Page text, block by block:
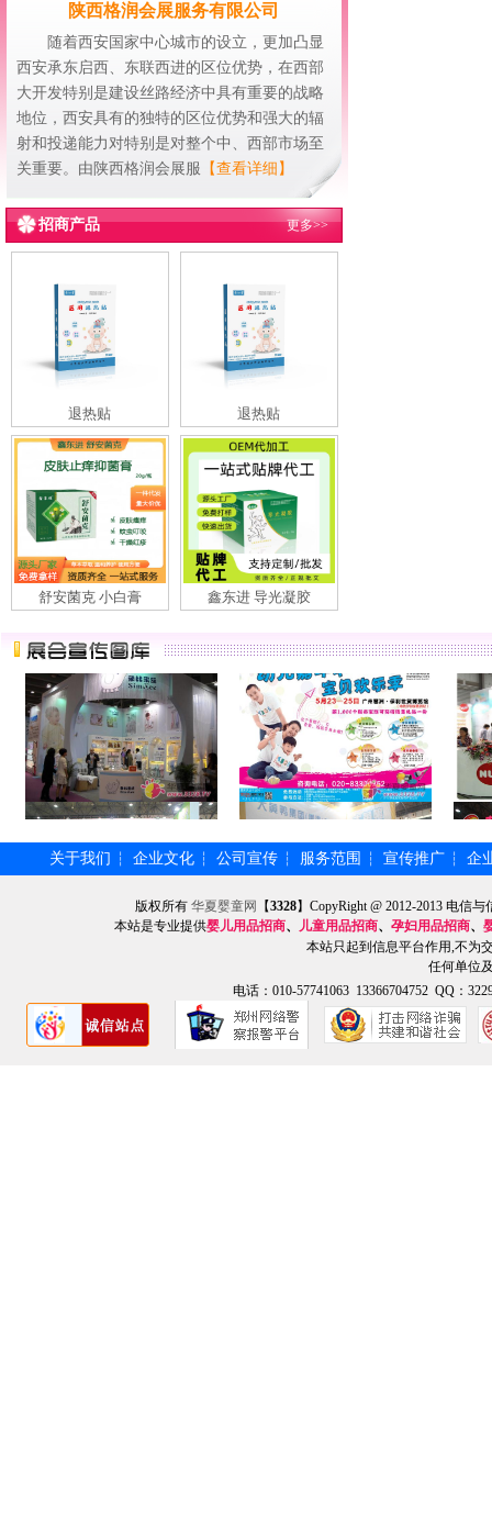
陕西格润会展服务有限公司
随着西安国家中心城市的设立，更加凸显
西安承东启西、东联西进的区位优势，在西部
大开发特别是建设丝路经济中具有重要的战略
地位，西安具有的独特的区位优势和强大的辐
射和投递能力对特别是对整个中、西部市场至
关重要。由陕西格润会展服 【查看详细】
招商产品 更多>>
退热贴 退热贴
舒安菌克 小白膏 鑫东进 导光凝胶
关于我们 ┆ 企业文化 ┆ 公司宣传 ┆ 服务范围 ┆ 宣传推广 ┆ 企
版权所有华夏婴童网 【3328】CopyRight @ 2012-2013 电信
本站是专业提供婴儿用品招商、 儿童用品招商、 孕妇用品招商、
本站只起到信息平台作用,不为
任何单位
电话：010-57741063 13366704752 QQ：